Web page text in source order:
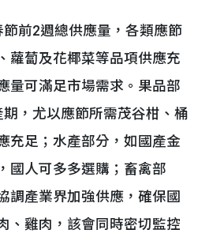
前2週總供應量，各類應節
蘿蔔及花椰菜等品項供應充
量可滿足市場需求。果品部
，尤以應節所需茂谷柑、桶
充足；水產部分，如國產金
國人可多多選購；畜禽部
調產業界加強供應，確保國
、雞肉，該會同時密切監控